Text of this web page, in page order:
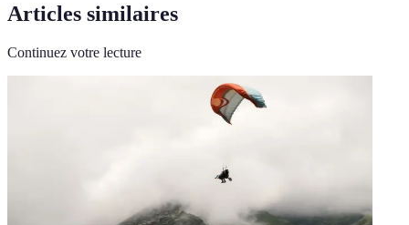
Articles similaires
Continuez votre lecture